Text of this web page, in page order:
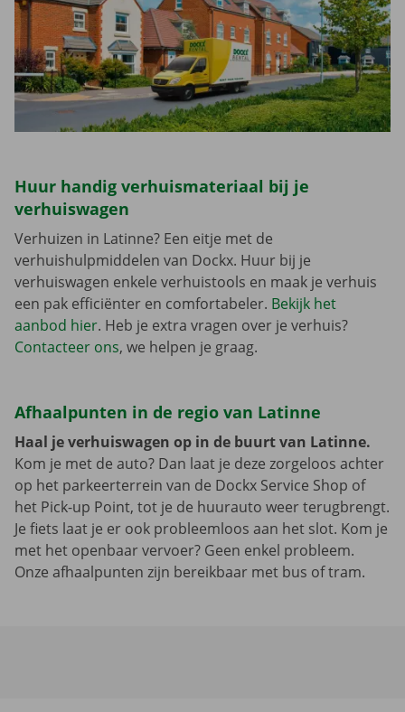
Huur handig verhuismateriaal bij je
verhuiswagen
Verhuizen in Latinne? Een eitje met de
verhuishulpmiddelen van Dockx. Huur bij je
verhuiswagen enkele verhuistools en maak je verhuis
een pak efficiënter en comfortabeler. Bekijk het
aanbod hier. Heb je extra vragen over je verhuis?
Contacteer ons, we helpen je graag.
Afhaalpunten in de regio van Latinne
Haal je verhuiswagen op in de buurt van Latinne.
Kom je met de auto? Dan laat je deze zorgeloos achter
op het parkeerterrein van de Dockx Service Shop of
het Pick-up Point, tot je de huurauto weer terugbrengt.
Je fiets laat je er ook probleemloos aan het slot. Kom je
met het openbaar vervoer? Geen enkel probleem.
Onze afhaalpunten zijn bereikbaar met bus of tram.